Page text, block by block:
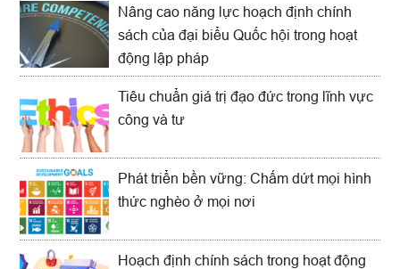
Nâng cao năng lực hoạch định chính
sách của đại biểu Quốc hội trong hoạt
động lập pháp
Tiêu chuẩn giá trị đạo đức trong lĩnh vực
công và tư
Phát triển bền vững: Chấm dứt mọi hình
thức nghèo ở mọi nơi
Hoạch định chính sách trong hoạt động